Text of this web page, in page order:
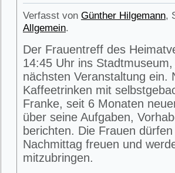
Verfasst von Günther Hilgemann,
Allgemein.
Der Frauentreff des
14:45 Uhr ins
nächsten Veranstaltung ein.
Kaffeetrinken mit
Franke, seit 6 Monaten
über seine Aufgaben,
berichten. Die Frauen
Nachmittag freuen und
mitzubringen.